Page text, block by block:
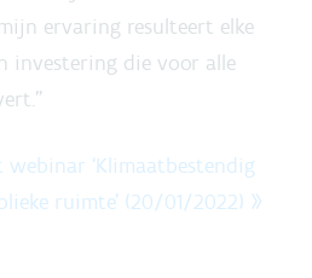
ervaring resulteert elke
investering die voor alle
‘Klimaatbestendig
ruimte’ (20/01/2022) »